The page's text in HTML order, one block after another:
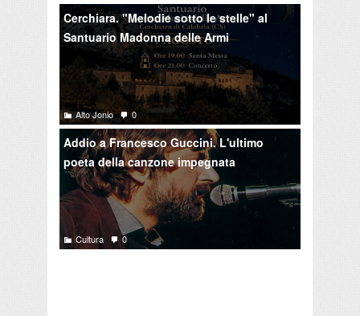
Cerchiara. "Melodie sotto le stelle" al
Santuario Madonna delle Armi
Alto Jonio 0
Addio a Francesco Guccini. L'ultimo
poeta della canzone impegnata
Cultura 0